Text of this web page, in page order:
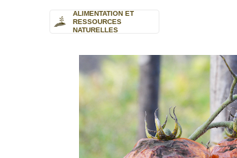
ALIMENTATION ET
RESSOURCES
NATURELLES